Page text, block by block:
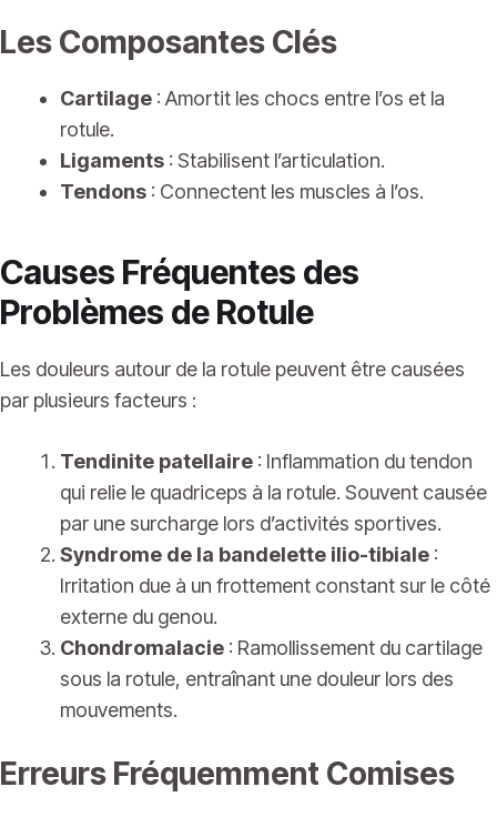
Les Composantes Clés
Cartilage : Amortit les chocs entre l’os et la
rotule.
Ligaments : Stabilisent l’articulation.
Tendons : Connectent les muscles à l’os.
Causes Fréquentes des
Problèmes de Rotule
Les douleurs autour de la rotule peuvent être causées
par plusieurs facteurs :
Tendinite patellaire : Inflammation du tendon
qui relie le quadriceps à la rotule. Souvent causée
par une surcharge lors d’activités sportives.
Syndrome de la bandelette ilio-tibiale :
Irritation due à un frottement constant sur le côté
externe du genou.
Chondromalacie : Ramollissement du cartilage
sous la rotule, entraînant une douleur lors des
mouvements.
Erreurs Fréquemment Comises